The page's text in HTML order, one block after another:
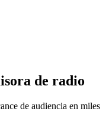
de radio
de audiencia en miles